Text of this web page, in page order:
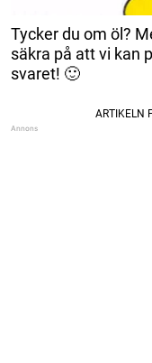
Tycker du om öl?
säkra på att vi kan
svaret! 🙂